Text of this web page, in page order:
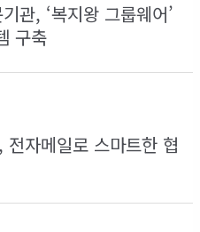
관, ‘복지왕 그룹웨어’
구축
자메일로 스마트한 협